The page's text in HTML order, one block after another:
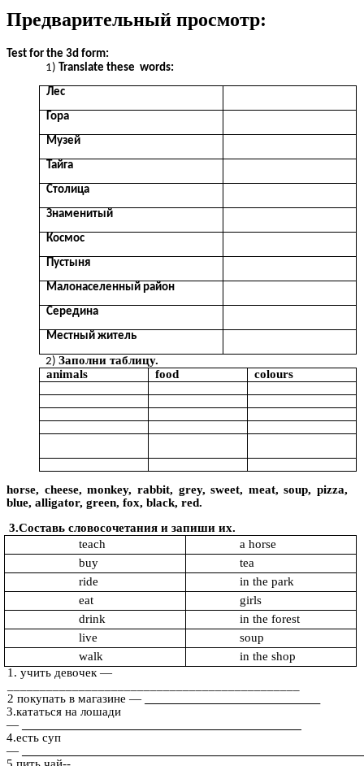
Предварительный просмотр:
Test for the 3d form:
Translate these words:
Лес
Гора
Музей
Тайга
Столица
Знаменитый
Космос
Пустыня
Малонаселенный район
Середина
Местный житель
Заполни таблицу.
animals
food colours
horse, cheese, monkey, rabbit, grey, sweet, meat, soup, pizza,
blue, alligator, green, fox, black, red.
3.Составь словосочетания и запиши их.
teach
a horse
buy
tea
ride
in the park
eat
girls
drink
in the forest
live
soup
walk
in the shop
1. учить девочек —
2 покупать в магазине —
3.кататься на лошади
—
4.есть суп
—
5.пить чай--